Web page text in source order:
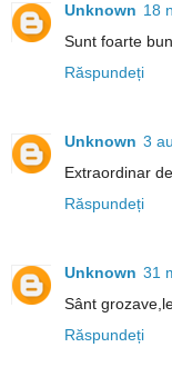
Unknown 18
Sunt foarte
Răspundeți
Unknown 3
Extraordinar
Răspundeți
Unknown 31
Sânt
Răspundeți